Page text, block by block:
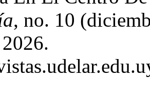
, no. 10